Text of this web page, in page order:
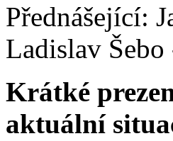
Přednášející:
Ladislav Šebo
Krátké
aktuální